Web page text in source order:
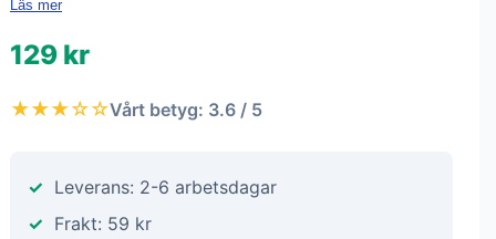
Läs mer
129 kr
★★★☆☆Vårt betyg: 3.6 / 5
Leverans: 2-6 arbetsdagar
Frakt: 59 kr